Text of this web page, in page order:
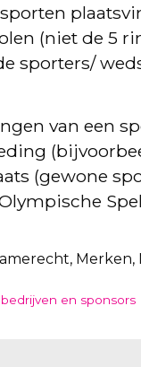
(niet de 5
sporters/
van een
(gewone
, Merken,
en sponsors